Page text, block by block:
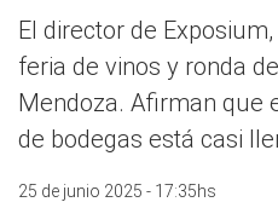
El director de
feria de vinos y ronda
Mendoza. Afirman que
de bodegas está casi
25 de junio 2025 - 17:35hs